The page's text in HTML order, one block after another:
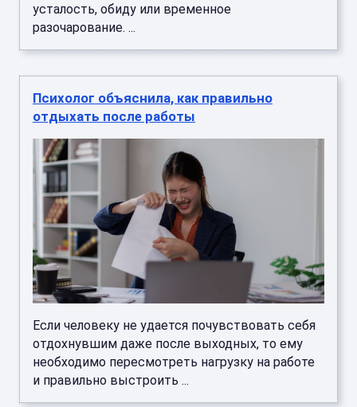
усталость, обиду или временное
разочарование. ...
Психолог объяснила, как правильно
отдыхать после работы
Если человеку не удается почувствовать себя
отдохнувшим даже после выходных, то ему
необходимо пересмотреть нагрузку на работе
и правильно выстроить ...